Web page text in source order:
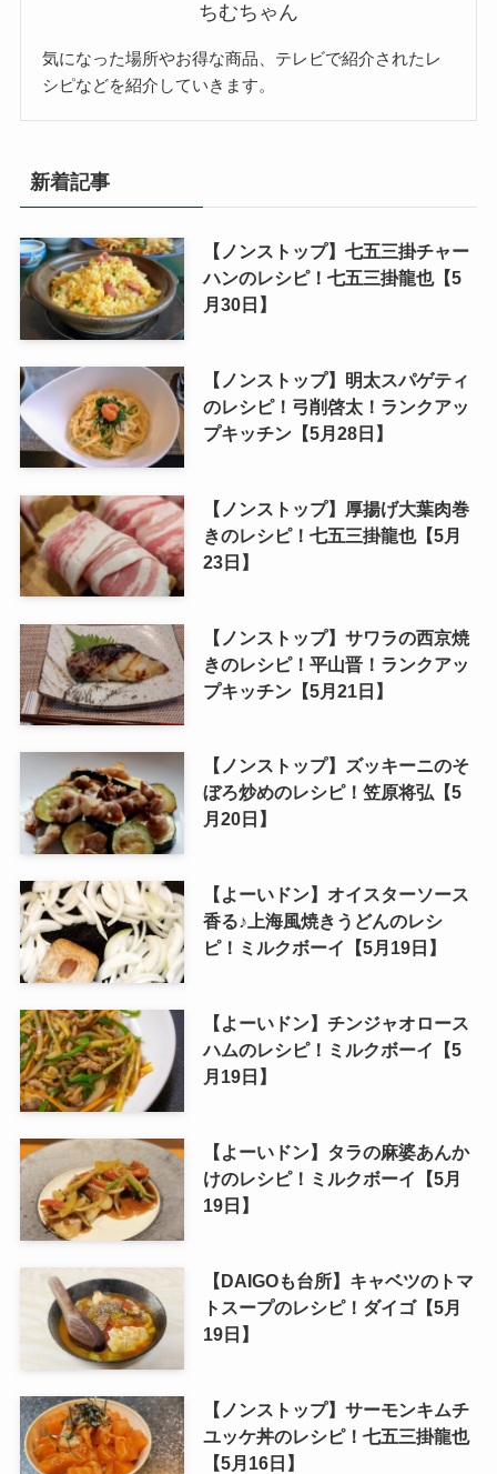
ちむちゃん
気になった場所やお得な商品、テレビで紹介されたレ
シピなどを紹介していきます。
新着記事
【ノンストップ】七五三掛チャー
ハンのレシピ！七五三掛龍也【5
月30日】
【ノンストップ】明太スパゲティ
のレシピ！弓削啓太！ランクアッ
プキッチン【5月28日】
【ノンストップ】厚揚げ大葉肉巻
きのレシピ！七五三掛龍也【5月
23日】
【ノンストップ】サワラの西京焼
きのレシピ！平山晋！ランクアッ
プキッチン【5月21日】
【ノンストップ】ズッキーニのそ
ぼろ炒めのレシピ！笠原将弘【5
月20日】
【よーいドン】オイスターソース
香る♪上海風焼きうどんのレシ
ピ！ミルクボーイ【5月19日】
【よーいドン】チンジャオロース
ハムのレシピ！ミルクボーイ【5
月19日】
【よーいドン】タラの麻婆あんか
けのレシピ！ミルクボーイ【5月
19日】
【DAIGOも台所】キャベツのトマ
トスープのレシピ！ダイゴ【5月
19日】
【ノンストップ】サーモンキムチ
ユッケ丼のレシピ！七五三掛龍也
【5月16日】